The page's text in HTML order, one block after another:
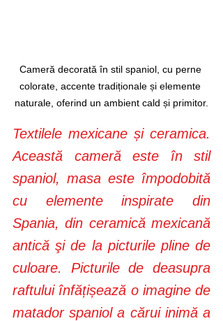
Cameră decorată în stil spaniol, cu perne
colorate, accente tradiționale și elemente
naturale, oferind un ambient cald și primitor.
Textilele mexicane și ceramica.
Această cameră este în stil
spaniol, masa este împodobită
cu elemente inspirate din
Spania, din ceramică mexicană
antică şi de la picturile pline de
culoare. Picturile de deasupra
raftului înfățișează o imagine de
matador spaniol a cărui inimă a